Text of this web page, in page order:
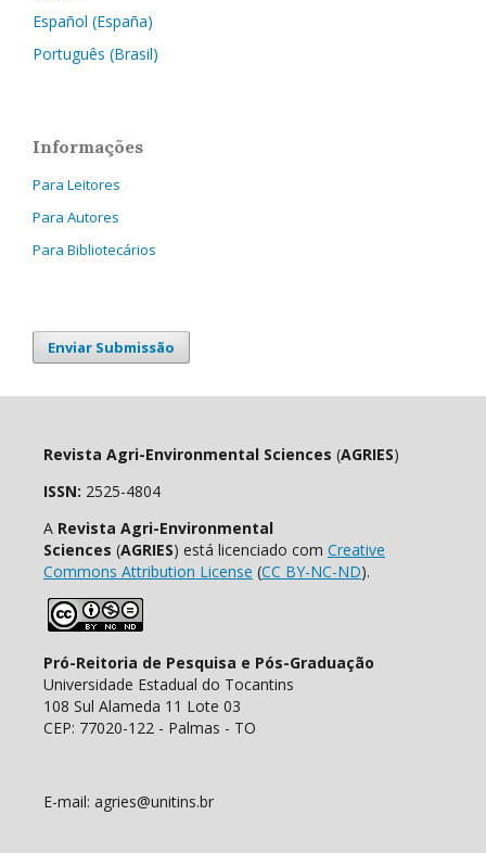
Español (España)
Português (Brasil)
Informações
Para Leitores
Para Autores
Para Bibliotecários
Enviar Submissão
Revista Agri-Environmental Sciences (AGRIES)
ISSN: 2525-4804
A Revista Agri-Environmental
Sciences (AGRIES) está licenciado com Creative
Commons Attribution License (CC BY-NC-ND).
Pró-Reitoria de Pesquisa e Pós-Graduação
Universidade Estadual do Tocantins
108 Sul Alameda 11 Lote 03
CEP: 77020-122 - Palmas - TO
E-mail: agries@unitins.br